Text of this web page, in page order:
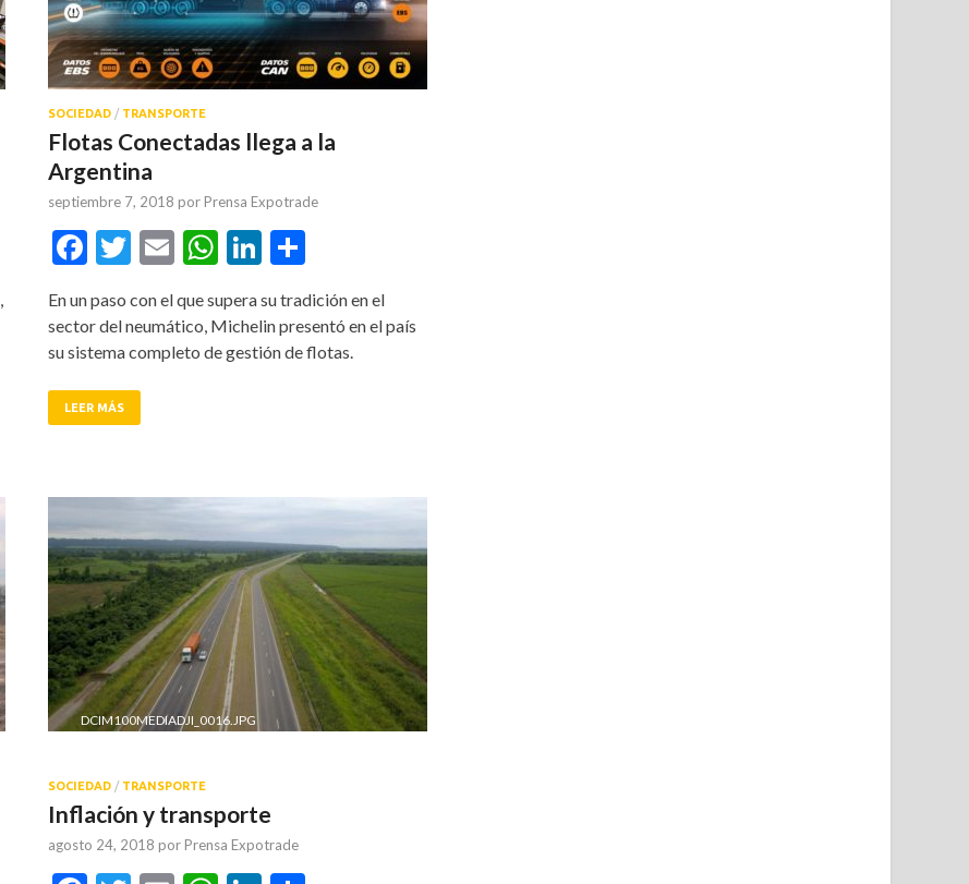
SOCIEDAD / TRANSPORTE
Flotas Conectadas llega a la
Argentina
septiembre 7, 2018 por Prensa Expotrade
Facebook
Twitter
EmailWhatsApp
LinkedIn
En un paso con el que supera su tradición en el
sector del neumático, Michelin presentó en el país
su sistema completo de gestión de flotas.
LEER MÁS
DCIM100MEDIADJI_0016.JPG
SOCIEDAD / TRANSPORTE
Inflación y transporte
agosto 24, 2018 por Prensa Expotrade